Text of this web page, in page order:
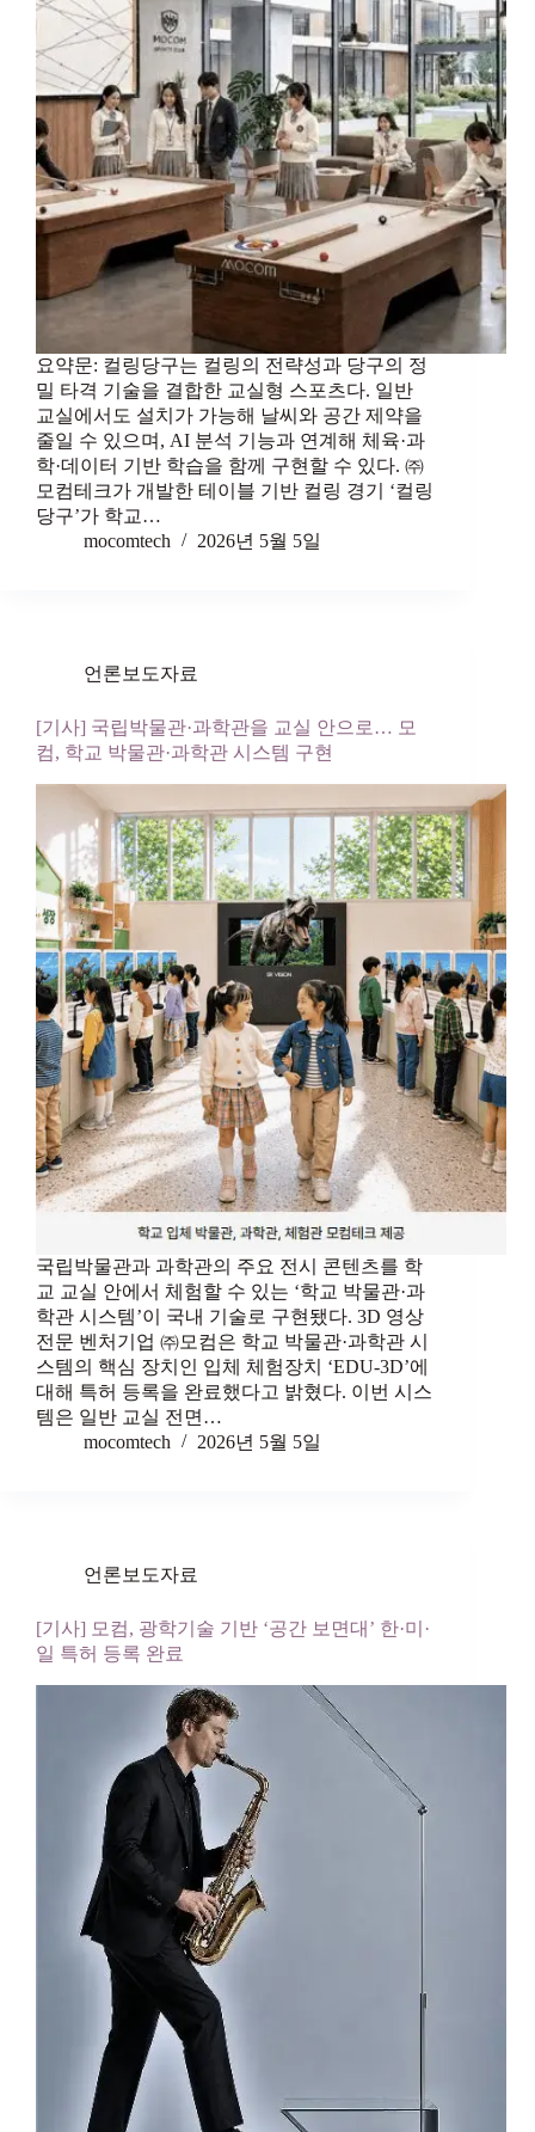
요약문: 컬링당구는 컬링의 전략성과 당구의 정
밀 타격 기술을 결합한 교실형 스포츠다. 일반
교실에서도 설치가 가능해 날씨와 공간 제약을
줄일 수 있으며, AI 분석 기능과 연계해 체육·과
학·데이터 기반 학습을 함께 구현할 수 있다. ㈜
모컴테크가 개발한 테이블 기반 컬링 경기 ‘컬링
당구’가 학교…
mocomtech
2026년 5월 5일
언론보도자료
[기사] 국립박물관·과학관을 교실 안으로… 모
컴, 학교 박물관·과학관 시스템 구현
국립박물관과 과학관의 주요 전시 콘텐츠를 학
교 교실 안에서 체험할 수 있는 ‘학교 박물관·과
학관 시스템’이 국내 기술로 구현됐다. 3D 영상
전문 벤처기업 ㈜모컴은 학교 박물관·과학관 시
스템의 핵심 장치인 입체 체험장치 ‘EDU-3D’에
대해 특허 등록을 완료했다고 밝혔다. 이번 시스
템은 일반 교실 전면…
mocomtech
2026년 5월 5일
언론보도자료
[기사] 모컴, 광학기술 기반 ‘공간 보면대’ 한·미·
일 특허 등록 완료